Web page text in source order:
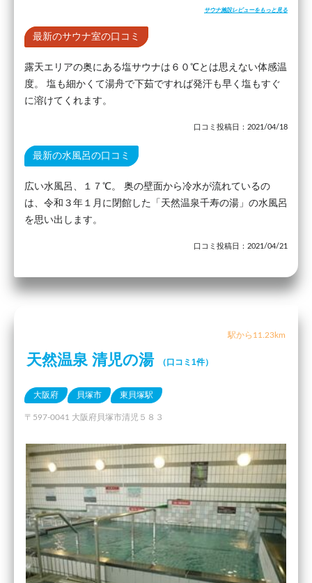
サウナ施設レビューをもっと見る
最新のサウナ室の口コミ
露天エリアの奥にある塩サウナは６０℃とは思えない体感温
度。 塩も細かくて湯舟で下茹ですれば発汗も早く塩もすぐ
に溶けてくれます。
口コミ投稿日：2021/04/18
最新の水風呂の口コミ
広い水風呂、１７℃。 奥の壁面から冷水が流れているの
は、令和３年１月に閉館した「天然温泉千寿の湯」の水風呂
を思い出します。
口コミ投稿日：2021/04/21
駅から11.23km
天然温泉 清児の湯 （口コミ1件）
大阪府 貝塚市 東貝塚駅
〒597-0041 大阪府貝塚市清児５８３